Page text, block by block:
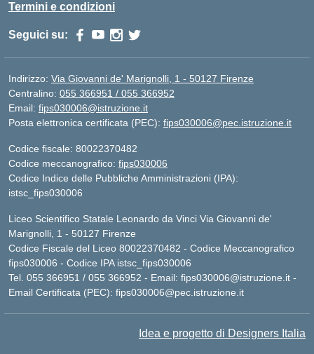
Termini e condizioni
Seguici su:
Indirizzo: Via Giovanni de' Marignolli, 1 - 50127 Firenze
Centralino: 055 366951 / 055 366952
Email: fips030006@istruzione.it
Posta elettronica certificata (PEC): fips030006@pec.istruzione.it
Codice fiscale: 80022370482
Codice meccanografico: fips030006
Codice Indice delle Pubbliche Amministrazioni (IPA):
istsc_fips030006
Liceo Scientifico Statale Leonardo da Vinci Via Giovanni de'
Marignolli, 1 - 50127 Firenze
Codice Fiscale del Liceo 80022370482 - Codice Meccanografico
fips030006 - Codice IPA istsc_fips030006
Tel. 055 366951 / 055 366952 - Email: fips030006@istruzione.it -
Email Certificata (PEC): fips030006@pec.istruzione.it
Idea e progetto di Designers Italia